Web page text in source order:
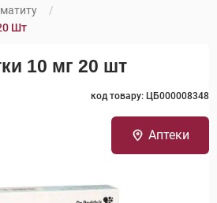
Шт
10 мг 20 шт
код товару: ЦБ000008348
Аптеки